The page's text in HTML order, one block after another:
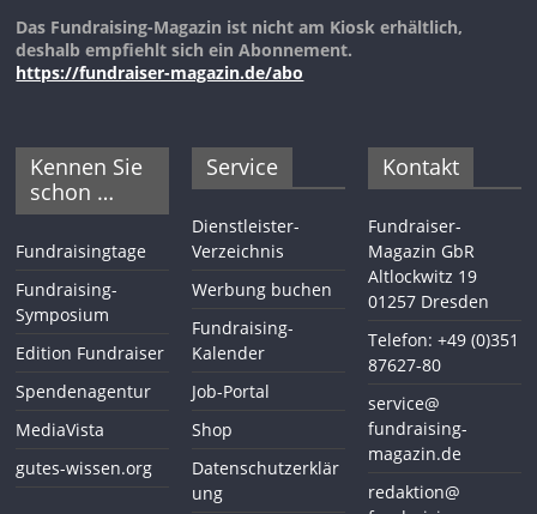
Das Fundraising-Magazin ist nicht am Kiosk erhältlich,
deshalb empfiehlt sich ein Abonnement.
https://fundraiser-magazin.de/abo
Kennen Sie
schon …
Fundraisingtage
Fundraising-
Symposium
Edition Fundraiser
Spendenagentur
MediaVista
gutes-wissen.org
Service
Dienstleister-
Verzeichnis
Werbung buchen
Fundraising-
Kalender
Job-Portal
Shop
Datenschutzerklär
ung
Kontakt
Fundraiser-
Magazin GbR
Altlockwitz 19
01257 Dresden
Telefon: +49 (0)351
87627-80
service@
fundraising-
magazin.de
redaktion@